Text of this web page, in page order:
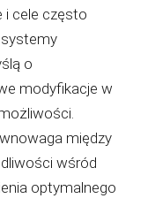
i cele często
systemy
o
modyfikacje w
między
wśród
optymalnego